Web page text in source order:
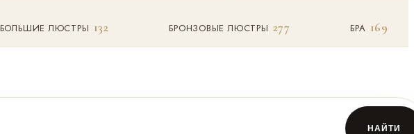
БОЛЬШИЕ ЛЮСТРЫ 132 БРОНЗОВЫЕ ЛЮСТРЫ 277 БРА 169
НАЙТИ